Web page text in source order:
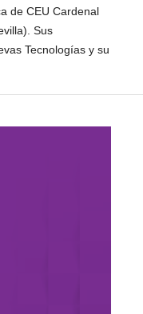
de CEU Cardenal
Sus
Tecnologías y su